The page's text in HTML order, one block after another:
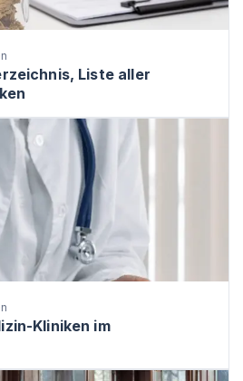
Liste aller
Kliniken im